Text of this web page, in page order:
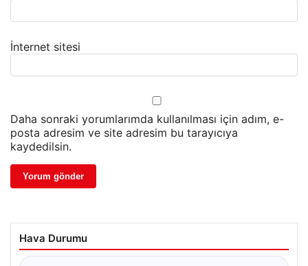
İnternet sitesi
Daha sonraki yorumlarımda kullanılması için adım, e-
posta adresim ve site adresim bu tarayıcıya
kaydedilsin.
Hava Durumu